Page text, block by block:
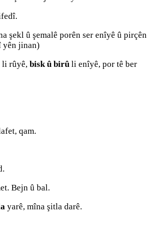
şekl û şemalê porên ser enîyê û pirçên
yên jinan)
li rûyê, bisk û birû li enîyê, por tê ber
qam.
Bejn û bal.
yarê, mîna şitla darê.